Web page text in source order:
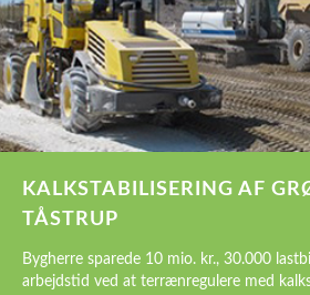
KALKSTABILISERING AF
TÅSTRUP
Bygherre sparede 10 mio. kr., 30.000
arbejdstid ved at terrænregulere med